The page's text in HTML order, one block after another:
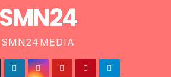
SMN24
SMN24MEDIA